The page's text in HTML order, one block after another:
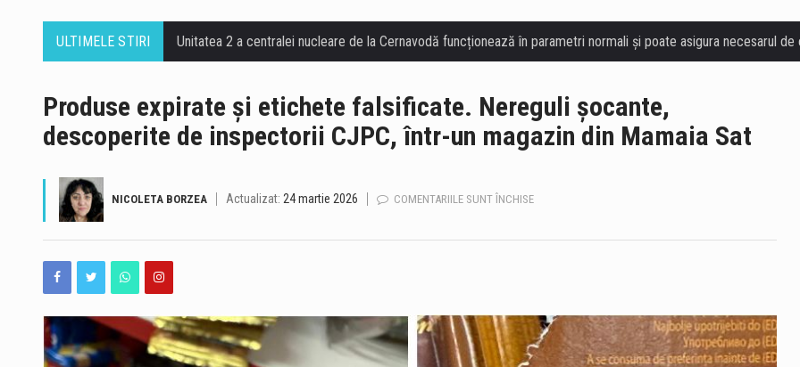
ULTIMELE STIRI
Produse expirate și etichete falsificate. Nereguli șocante,
descoperite de inspectorii CJPC, într-un magazin din Mamaia Sat
NICOLETA BORZEA Actualizat: 24 martie 2026 COMENTARIILE SUNT ÎNCHISE
PRODUSE
ȘI
ȘOCANTE,
DESCOPERITE
DE